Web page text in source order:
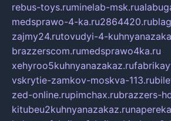
rebus-toys.ruminelab-msk.ru
medsprawo-4-ka.ru2864420.ru
zajmy24.rutovudyi-4-
brazzerscom.rumedsprawo4ka.ru
xehyroo5kuhnyanazakaz.ru
vskrytie-zamkov-moskva-113.ru
zed-online.rupimchax.rubrazzers-
kitubeu2kuhnyanazakaz.ru